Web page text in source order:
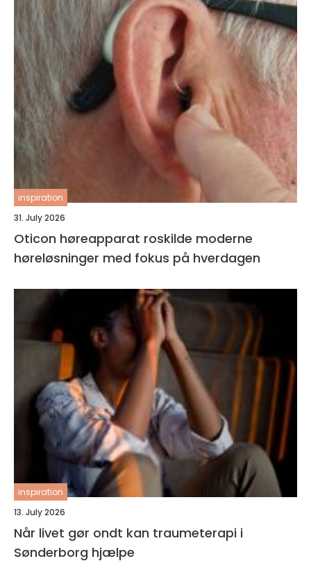
inspiration
31. July 2026
Oticon høreapparat roskilde moderne
høreløsninger med fokus på hverdagen
inspiration
13. July 2026
Når livet gør ondt kan traumeterapi i
Sønderborg hjælpe